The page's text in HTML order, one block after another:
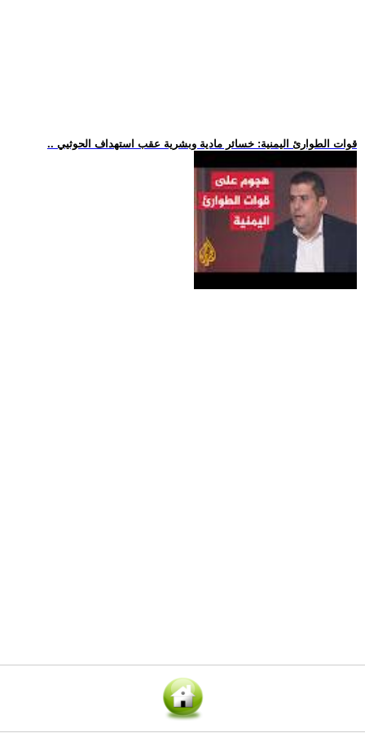
.. قوات الطوارئ اليمنية: خسائر مادية وبشرية عقب استهداف الحوثيي